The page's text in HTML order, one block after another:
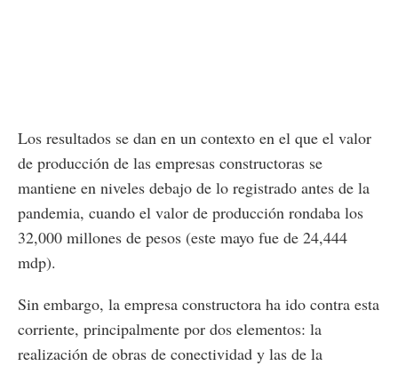
Los resultados se dan en un contexto en el que el valor
de producción de las empresas constructoras se
mantiene en niveles debajo de lo registrado antes de la
pandemia, cuando el valor de producción rondaba los
32,000 millones de pesos (este mayo fue de 24,444
mdp).
Sin embargo, la empresa constructora ha ido contra esta
corriente, principalmente por dos elementos: la
realización de obras de conectividad y las de la